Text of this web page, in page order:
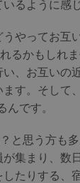
るように感
やってお互
るかもしれ
、お互いの
す。そして
んです。
と思う方も
集まり、数
たりする、